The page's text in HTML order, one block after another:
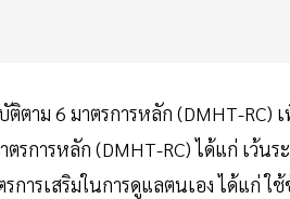
ตาม 6 มาตรการหลัก (DMHT-RC)
รการหลัก (DMHT-RC) ได้แก่ เว้นร
การเสริมในการดูแลตนเอง ได้แก่ ใ